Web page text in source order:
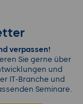
verpassen!
Sie gerne über
und
IT-Branche und
Seminare.